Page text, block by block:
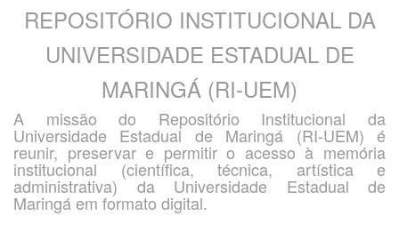
REPOSITÓRIO INSTITUCIONAL DA
UNIVERSIDADE ESTADUAL DE
MARINGÁ (RI-UEM)
A missão do Repositório Institucional da
Universidade Estadual de Maringá (RI-UEM) é
reunir, preservar e permitir o acesso à memória
institucional (científica, técnica, artística e
administrativa) da Universidade Estadual de
Maringá em formato digital.